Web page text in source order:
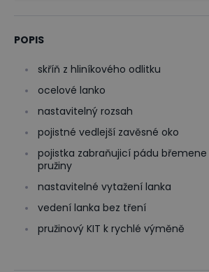
POPIS
skříň z hliníkového odlitku
ocelové lanko
nastavitelný rozsah
pojistné vedlejší zavěsné oko
pojistka zabraňujicí pádu
pružiny
nastavitelné vytažení lanka
vedení lanka bez tření
pružinový KIT k rychlé výměně